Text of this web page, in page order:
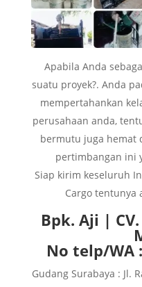
Apabila Anda
suatu proyek?. Anda
mempertahankan
perusahaan anda,
bermutu juga hemat
pertimbangan ini
Siap kirim keseluruh
Cargo tentunya
Bpk. Aji |
No telp/WA
Gudang Surabaya : Jl.